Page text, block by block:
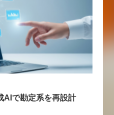
AIで勘定系を再設計